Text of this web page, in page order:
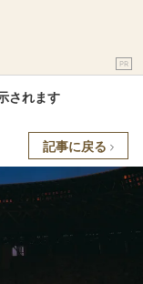
PR
されます
記事に戻る